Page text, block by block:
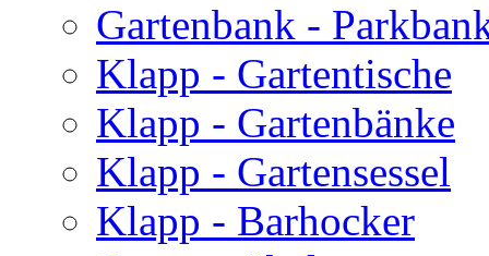
Gartenbank -
Klapp - Gartentische
Klapp - Gartenbänke
Klapp - Gartensessel
Klapp - Barhocker